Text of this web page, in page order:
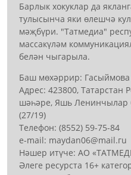
Барлык хокуклар да
тулысынча яки өлешчә
мәҗбүри. "Татмедиа"
массакүләм
белән чыгарыла.
Баш мөхәррир:
Адрес: 423800, Татарстан
шәһәре, Яшь Ленинчылар
(27/19)
Телефон: (8552) 59-75-84
е-mail: mауdаn06@mail.гu
Нәшер итүче: АО
Әлеге ресурста 16+